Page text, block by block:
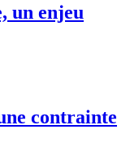
un enjeu
contrainte